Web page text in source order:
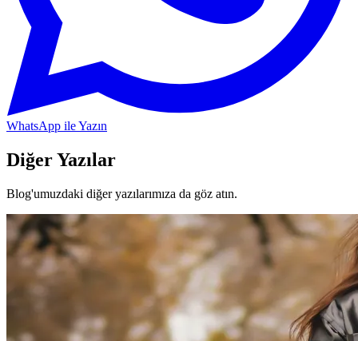
WhatsApp ile Yazın
Diğer Yazılar
Blog'umuzdaki diğer yazılarımıza da göz atın.